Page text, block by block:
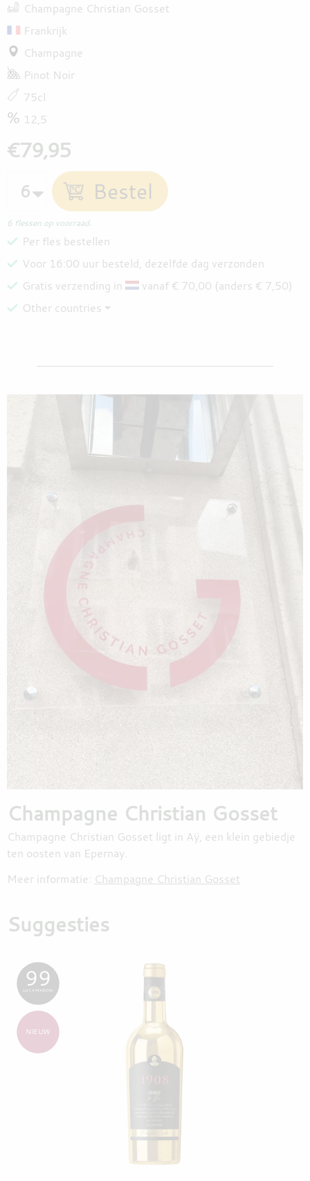
Champagne Christian Gosset
Frankrijk
Champagne
Pinot Noir
75cl
12,5
€79,95
6 flessen op voorraad.
Per fles bestellen
Voor 16:00 uur besteld, dezelfde dag verzonden
Gratis verzending in
vanaf € 70,00 (anders € 7,50)
Other countries ⏷
Champagne Christian Gosset
Champagne Christian Gosset ligt in Aÿ, een klein gebiedje
ten oosten van Epernay.
Meer informatie: Champagne Christian Gosset
Suggesties
99
LUCA MARONI
NIEUW